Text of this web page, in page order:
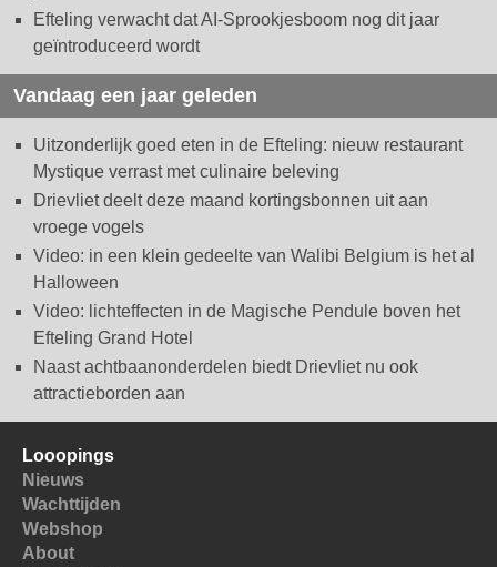
Efteling verwacht dat AI-Sprookjesboom nog dit jaar
geïntroduceerd wordt
Vandaag een jaar geleden
Uitzonderlijk goed eten in de Efteling: nieuw restaurant
Mystique verrast met culinaire beleving
Drievliet deelt deze maand kortingsbonnen uit aan
vroege vogels
Video: in een klein gedeelte van Walibi Belgium is het al
Halloween
Video: lichteffecten in de Magische Pendule boven het
Efteling Grand Hotel
Naast achtbaanonderdelen biedt Drievliet nu ook
attractieborden aan
Looopings
Nieuws
Wachttijden
Webshop
About